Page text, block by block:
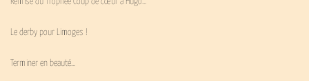
Le derby pour Limoges !
Terminer en beauté…